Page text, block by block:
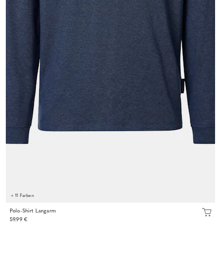
+ 11 Farben
Polo-Shirt Langarm
59.99 €